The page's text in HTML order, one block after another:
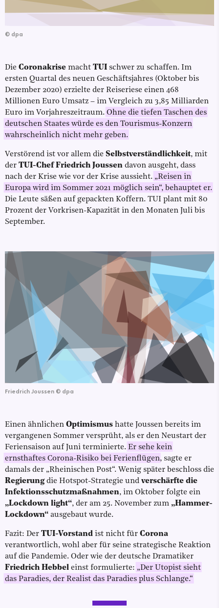
© dpa
Die Coronakrise macht TUI schwer zu schaffen. Im
ersten Quartal des neuen Geschäftsjahres (Oktober bis
Dezember 2020) erzielte der Reiseriese einen 468
Millionen Euro Umsatz – im Vergleich zu 3,85 Milliarden
Euro im Vorjahreszeitraum. Ohne die tiefen Taschen des
deutschen Staates würde es den Tourismus-Konzern
wahrscheinlich nicht mehr geben.
Verstörend ist vor allem die Selbstverständlichkeit, mit
der TUI-Chef Friedrich Joussen davon ausgeht, dass
nach der Krise wie vor der Krise aussieht. „Reisen in
Europa wird im Sommer 2021 möglich sein“, behauptet er.
Die Leute säßen auf gepackten Koffern. TUI plant mit 80
Prozent der Vorkrisen-Kapazität in den Monaten Juli bis
September.
Friedrich Joussen © dpa
Einen ähnlichen Optimismus hatte Joussen bereits im
vergangenen Sommer versprüht, als er den Neustart der
Feriensaison auf Juni terminierte. Er sehe kein
ernsthaftes Corona-Risiko bei Ferienflügen, sagte er
damals der „Rheinischen Post“. Wenig später beschloss die
Regierungdie Hotspot-Strategie und verschärfte die
Infektionsschutzmaßnahmen, im Oktober folgte ein
„Lockdown light“, der am 25. November zum „Hammer-
Lockdown“ ausgebaut wurde.
Fazit: Der TUI-Vorstand ist nicht für Corona
verantwortlich, wohl aber für seine strategische Reaktion
auf die Pandemie. Oder wie der deutsche Dramatiker
Friedrich Hebbel einst formulierte: „Der Utopist sieht
das Paradies, der Realist das Paradies plus Schlange.“